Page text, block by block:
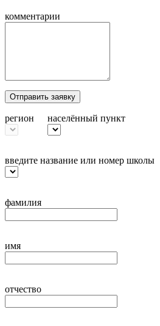
комментарии
Отправить заявку
регион населённый пункт
введите название или номер школы
фамилия
имя
отчество